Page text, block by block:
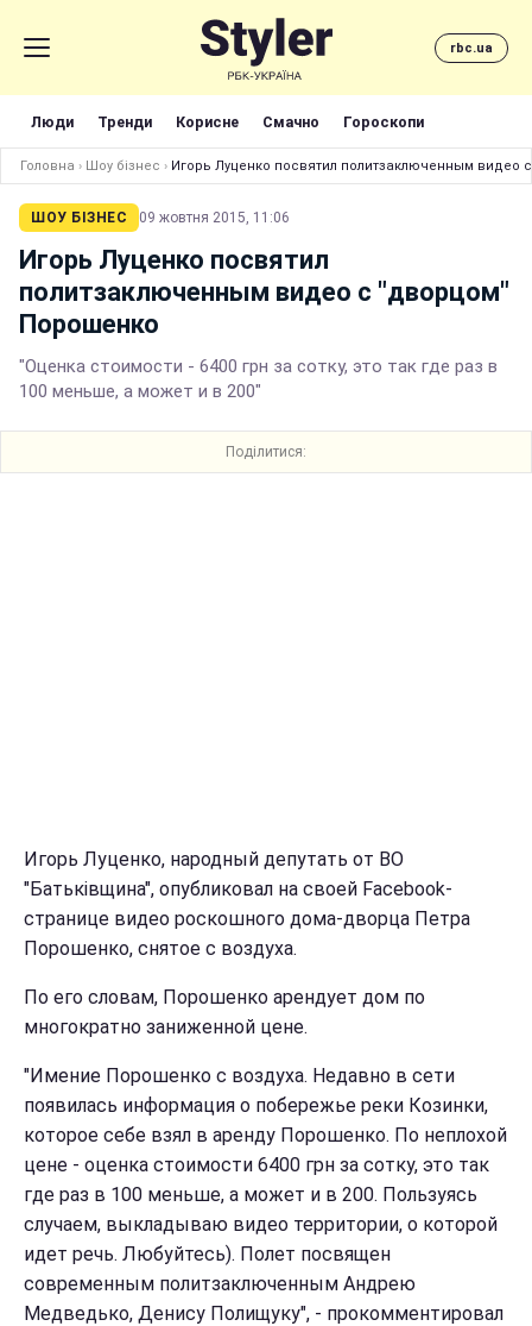
rbc.ua
Люди Тренди Корисне Смачно Гороскопи
Головна › Шоу бізнес › Игорь Луценко посвятил политзаключенным видео
ШОУ БІЗНЕС 09 жовтня 2015, 11:06
Игорь Луценко посвятил
политзаключенным видео с "дворцом"
Порошенко
"Оценка стоимости - 6400 грн за сотку, это так где раз в
100 меньше, а может и в 200"
Поділитися:
Игорь Луценко, народный депутать от ВО
"Батьківщина", опубликовал на своей Facebook-
странице видео роскошного дома-дворца Петра
Порошенко, снятое с воздуха.
По его словам, Порошенко арендует дом по
многократно заниженной цене.
"Имение Порошенко с воздуха. Недавно в сети
появилась информация о побережье реки Козинки,
которое себе взял в аренду Порошенко. По неплохой
цене - оценка стоимости 6400 грн за сотку, это так
где раз в 100 меньше, а может и в 200. Пользуясь
случаем, выкладываю видео территории, о которой
идет речь. Любуйтесь). Полет посвящен
современным политзаключенным Андрею
Медведько, Денису Полищуку", - прокомментировал